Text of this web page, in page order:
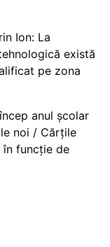
Ion: La
există
pe zona
anul școlar
noi / Cărțile
funcție de